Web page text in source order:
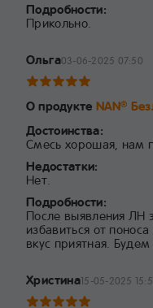
Подробности:
Прикольно.
Ольга03-06-2025 07:50
О продукте NAN®
Достоинства:
Смесь хорошая, нам
Недостатки:
Нет.
Подробности:
После выявления ЛН
избавиться от
вкус приятная.
Христина15-05-2025